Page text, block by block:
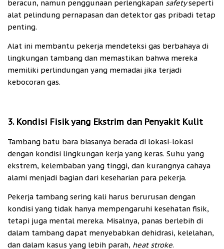
beracun, namun penggunaan perlengkapan safetyseperti
alat pelindung pernapasan dan detektor gas pribadi tetap
penting.
Alat ini membantu pekerja mendeteksi gas berbahaya di
lingkungan tambang dan memastikan bahwa mereka
memiliki perlindungan yang memadai jika terjadi
kebocoran gas.
3. Kondisi Fisik yang Ekstrim dan Penyakit Kulit
Tambang batu bara biasanya berada di lokasi-lokasi
dengan kondisi lingkungan kerja yang keras. Suhu yang
ekstrem, kelembaban yang tinggi, dan kurangnya cahaya
alami menjadi bagian dari keseharian para pekerja.
Pekerja tambang sering kali harus berurusan dengan
kondisi yang tidak hanya mempengaruhi kesehatan fisik,
tetapi juga mental mereka. Misalnya, panas berlebih di
dalam tambang dapat menyebabkan dehidrasi, kelelahan,
dan dalam kasus yang lebih parah, heat stroke.